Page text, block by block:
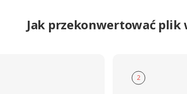
Jak przekonwertować plik
2